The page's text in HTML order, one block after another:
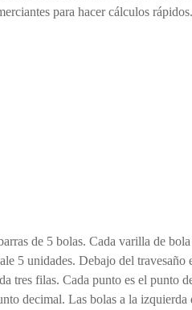
para hacer cálculos
de 5 bolas. Cada varilla de bola
5 unidades. Debajo del travesaño
tres filas. Cada punto es el punto
decimal. Las bolas a la izquierda